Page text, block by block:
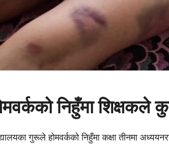
निहुँमा शिक्षकले
गुरूले होमवर्कको निहुँमा कक्षा तीनमा